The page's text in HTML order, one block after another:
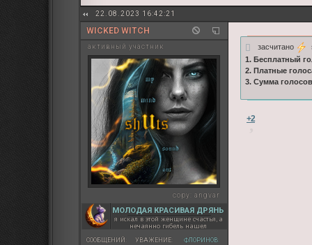
22.08.2023 16:42:21
WICKED WITCH
активный участник
copy: angvar
МОЛОДАЯ КРАСИВАЯ ДРЯНЬ
я искал в этой женщине счастья, а
нечаянно гибель нашел
СООБЩЕНИЙ:
УВАЖЕНИЕ:
ФЛОРИНОВ:
засчитано
1. Бесплатный
2. Платные
3. Сумма
+2